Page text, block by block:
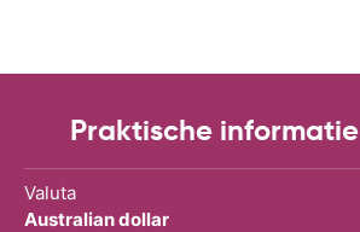
Praktische informatie
Valuta
Australian dollar